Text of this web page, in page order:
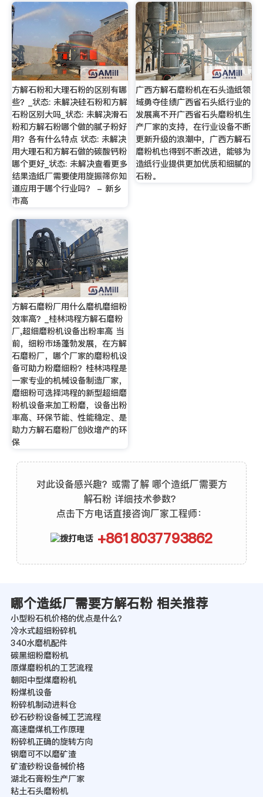
方解石粉和大理石粉的区别有哪
些？_状态: 未解决硅石粉和方解
石粉区别大吗_状态: 未解决滑石
粉和方解石粉哪个做的腻子粉好
用？各有什么特点 状态: 未解决
用大理石和方解石做的碳酸钙粉
哪个更好_状态: 未解决查看更多
结果造纸厂需要使用旋振筛你知
道应用于哪个行业吗？ - 新乡
市高
广西方解石磨粉机在石头造纸领
域勇夺佳绩广西省石头纸行业的
发展离不开广西省石头磨粉机生
产厂家的支持，在行业设备不断
更新升级的浪潮中，广西方解石
磨粉机也得到不断改进，能够为
造纸行业提供更加优质和细腻的
石粉。
方解石磨粉厂用什么磨机磨细粉
效率高？_桂林鸿程方解石磨粉
厂,超细磨粉机设备出粉率高 当
前，细粉市场蓬勃发展，在方解
石磨粉厂，哪个厂家的磨粉机设
备可助力粉磨细粉？桂林鸿程是
一家专业的机械设备制造厂家，
磨细粉可选择鸿程的新型超细磨
粉机设备来加工粉磨，设备出粉
率高、环保节能、性能稳定、是
助力方解石磨粉厂创收增产的环
保
对此设备感兴趣？或需了解 哪个造纸厂需要方
解石粉 详细技术参数？
点击下方电话直接咨询厂家工程师：
+8618037793862
哪个造纸厂需要方解石粉 相关推荐
小型粉石机价格的优点是什么？
冷水式超细粉碎机
340水磨机配件
碳黑细粉磨粉机
原煤磨粉机的工艺流程
朝阳中型煤磨粉机
粉煤机设备
粉碎机制动进料仓
砂石砂粉设备械工艺流程
高速磨煤机工作原理
粉碎机正确的旋转方向
钢磨可不以磨矿渣
矿渣砂粉设备械价格
湖北石膏粉生产厂家
粘土石头磨粉机